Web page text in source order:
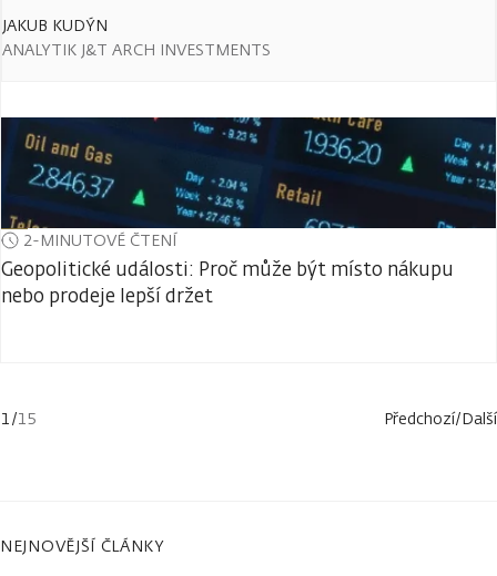
JAKUB KUDÝN
ANALYTIK J&T ARCH INVESTMENTS
2-MINUTOVÉ ČTENÍ
Geopolitické události: Proč může být místo nákupu
nebo prodeje lepší držet
1/15 Předchozí/Další
NEJNOVĚJŠÍ ČLÁNKY